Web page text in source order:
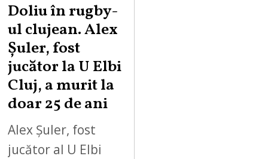
Doliu în rugby-
ul clujean. Alex
Șuler, fost
jucător la U Elbi
Cluj, a murit la
doar 25 de ani
Alex Șuler, fost
jucător al U Elbi